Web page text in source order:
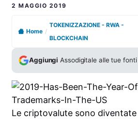
2 MAGGIO 2019
Home /
TOKENIZZAZIONE - RWA -
BLOCKCHAIN
Aggiungi Assodigitale alle tue
Le criptovalute sono diventate